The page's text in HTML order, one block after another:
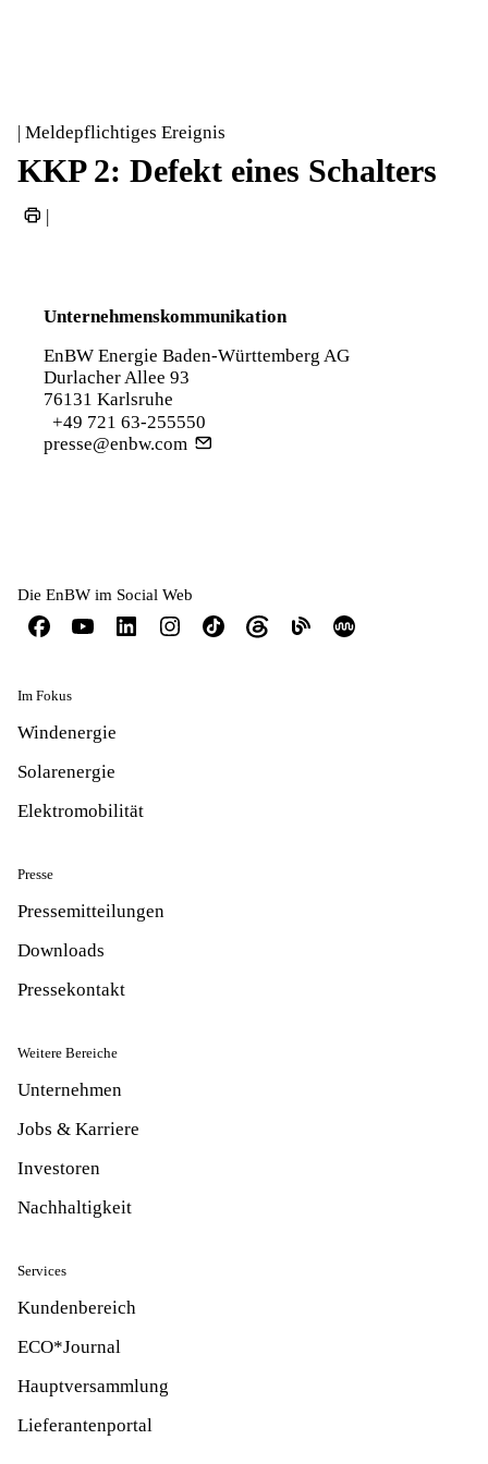
| Meldepflichtiges Ereignis
KKP 2: Defekt eines Schalters
|
Unternehmenskommunikation
EnBW Energie Baden-Württemberg AG
Durlacher Allee 93
76131 Karlsruhe
+49 721 63-255550
presse@enbw.com
Die EnBW im Social Web
Im Fokus
Windenergie
Solarenergie
Elektromobilität
Presse
Pressemitteilungen
Downloads
Pressekontakt
Weitere Bereiche
Unternehmen
Jobs & Karriere
Investoren
Nachhaltigkeit
Services
Kundenbereich
ECO*Journal
Hauptversammlung
Lieferantenportal